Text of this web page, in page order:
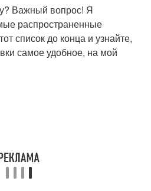
Важный вопрос! Я
распространенные
список до конца и узнайте,
самое удобное, на мой